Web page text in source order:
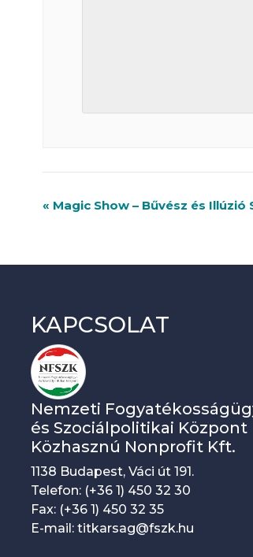
R
n
e
z
v
é
n
y
n
a
v
« Magic Show – Bűvész és
KAPCSOLAT
Nemzeti
és Szociálpolitikai Központ
Közhasznú Nonprofit Kft.
1138 Budapest, Váci út 191.
Telefon: (+36 1) 450 32 30
Fax: (+36 1) 450 32 35
E-mail: titkarsag@fszk.hu